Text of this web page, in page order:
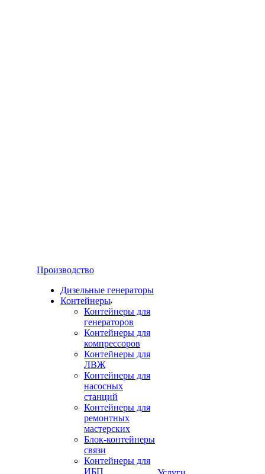
Производство
Дизельные генераторы
Контейнеры
Контейнеры для
генераторов
Контейнеры для
компрессоров
Контейнеры для
ЛВЖ
Контейнеры для
насосных
станций
Контейнеры для
ремонтных
мастерских
Блок-контейнеры
связи
Контейнеры для
ИБП